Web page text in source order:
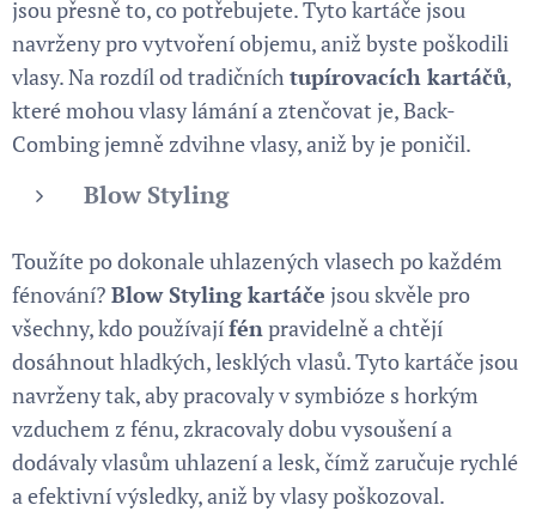
jsou přesně to, co potřebujete. Tyto kartáče jsou
navrženy pro vytvoření objemu, aniž byste poškodili
vlasy. Na rozdíl od tradičních tupírovacích kartáčů,
které mohou vlasy lámání a ztenčovat je, Back-
Combing jemně zdvihne vlasy, aniž by je poničil.
Blow Styling
Toužíte po dokonale uhlazených vlasech po každém
fénování? Blow Styling kartáče jsou skvěle pro
všechny, kdo používajífénpravidelně a chtějí
dosáhnout hladkých, lesklých vlasů. Tyto kartáče jsou
navrženy tak, aby pracovaly v symbióze s horkým
vzduchem z fénu, zkracovaly dobu vysoušení a
dodávaly vlasům uhlazení a lesk, čímž zaručuje rychlé
a efektivní výsledky, aniž by vlasy poškozoval.